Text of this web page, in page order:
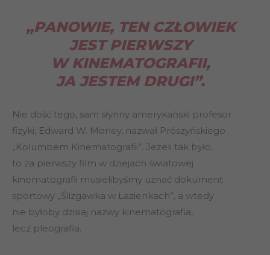
„PANOWIE, TEN CZŁOWIEK
JEST PIERWSZY
W KINEMATOGRAFII,
JA JESTEM DRUGI”.
Nie dość tego, sam słynny amerykański profesor
fizyki, Edward W. Morley, nazwał Prószyńskiego
„Kolumbem Kinematografii”. Jeżeli tak było,
to za pierwszy film w dziejach światowej
kinematografii musielibyśmy uznać dokument
sportowy „Ślizgawka w Łazienkach”, a wtedy
nie byłoby dzisiaj nazwy kinematografia,
lecz pleografia.